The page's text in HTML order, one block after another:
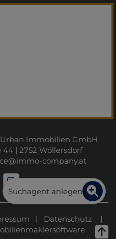
Immobilien GmbH
| 2752 Wöllersdorf
company.at
| Datenschutz |
Suchagent anlegen